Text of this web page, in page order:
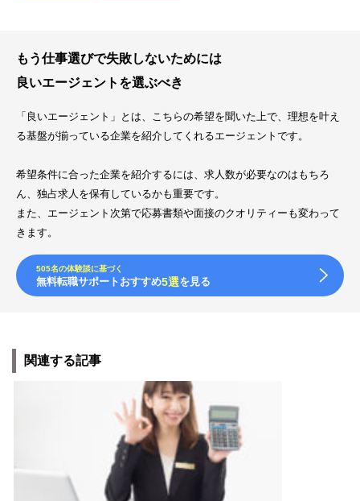
もう仕事選びで失敗しないためには
良いエージェントを選ぶべき
「良いエージェント」とは、こちらの希望を聞いた上で、理想を叶え
る基盤が揃っている企業を紹介してくれるエージェントです。
希望条件に合った企業を紹介するには、求人数が必要なのはもちろ
ん、独占求人を保有しているかも重要です。
また、エージェント次第で応募書類や面接のクオリティーも変わって
きます。
505名の体験談に基づく
無料転職サポートおすすめ5選を見る
関連する記事